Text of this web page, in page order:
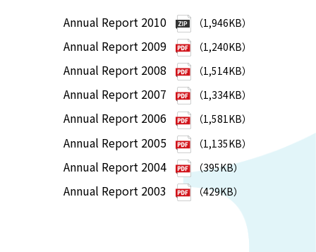
Annual Report 2010 （1,946KB）
Annual Report 2009 （1,240KB）
Annual Report 2008 （1,514KB）
Annual Report 2007 （1,334KB）
Annual Report 2006 （1,581KB）
Annual Report 2005 （1,135KB）
Annual Report 2004 （395KB）
Annual Report 2003 （429KB）